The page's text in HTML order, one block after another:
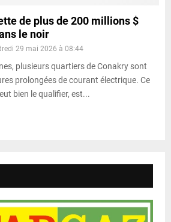
de plus de 200 millions $
le noir
29 mai 2026 à 08:44
plusieurs quartiers de Conakry sont
prolongées de courant électrique. Ce
bien le qualifier, est...